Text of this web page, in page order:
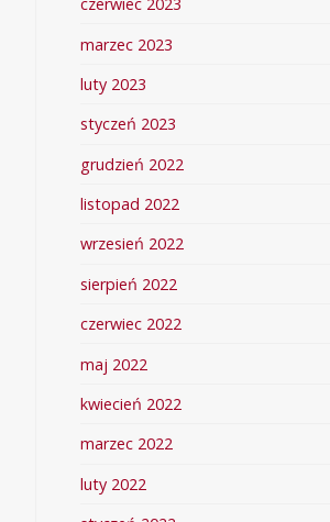
marzec 2023
luty 2023
styczeń 2023
grudzień 2022
listopad 2022
wrzesień 2022
sierpień 2022
czerwiec 2022
maj 2022
kwiecień 2022
marzec 2022
luty 2022